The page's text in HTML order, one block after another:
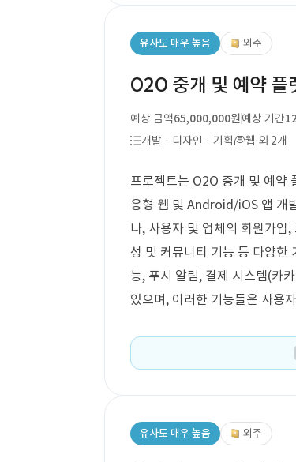
유사도 매우 높음 외주
O2O 중개 및 예약 플
예상 금액65,000,000원예상 기간
개발 · 디자인 · 기획
웹 외 2개
프로젝트는 O2O 중개 및 예약
응형 웹 및 Android/iOS 앱 개
나, 사용자 및 업체의 회원가입
성 및 커뮤니티 기능 등 다양한
능, 푸시 알림, 결제 시스템(카
있으며, 이러한 기능들은 사용
유사도 매우 높음 외주